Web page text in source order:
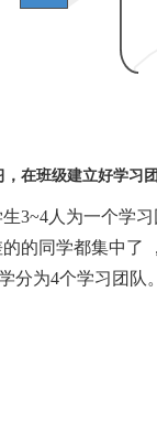
在班级建立好学习
3~4人为一个学
的同学都集中了
分为4个学习团队